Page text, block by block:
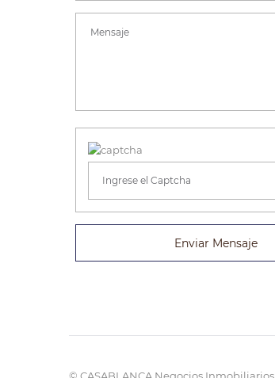
Enviar Mensaje
© CASABLANCA Negocios Inmobiliarios